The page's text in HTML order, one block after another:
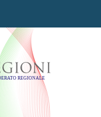
-